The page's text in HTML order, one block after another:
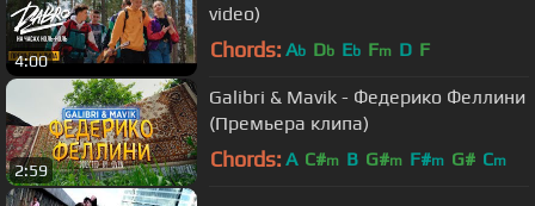
4:00
video)
Chords: Ab Db Eb Fm D F
2:59
Galibri & Mavik - Федерико Феллини
(Премьера клипа)
Chords: A C#m B G#m F#m G# Cm